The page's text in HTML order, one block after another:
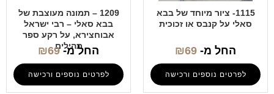
1115- ציור מיוחד של בבא
סאלי על קנבס או זכוכית
החל מ- ₪69
לפרטים נוספים ורכישה
1209 – תמונה מעוצבת של
בבא סאלי – רבי ישראל
אבוחצירא, על רקע ספר
תהילים
החל מ- ₪69
לפרטים נוספים ורכישה